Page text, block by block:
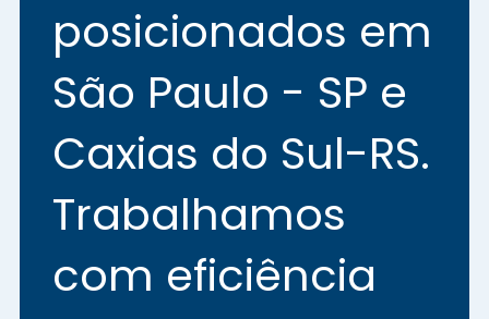
posicionados em
São Paulo - SP e
Caxias do Sul-RS.
Trabalhamos
com eficiência